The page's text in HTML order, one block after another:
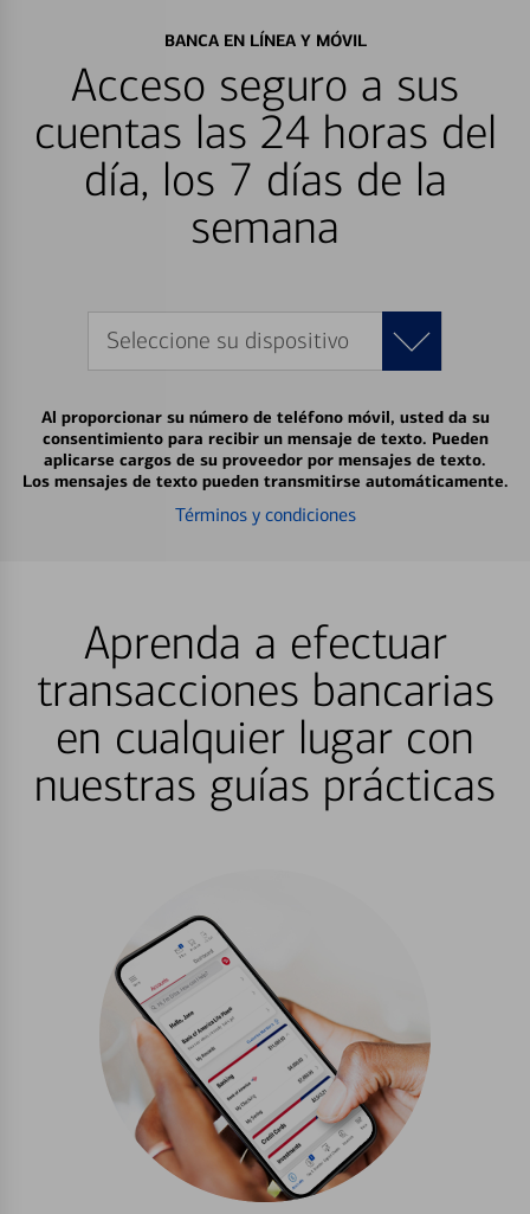
BANCA EN LÍNEA Y MÓVIL
Acceso seguro a sus
cuentas las 24 horas del
día, los 7 días de la
semana
Seleccione su dispositivo
Al proporcionar su número de teléfono móvil, usted da su
consentimiento para recibir un mensaje de texto. Pueden
aplicarse cargos de su proveedor por mensajes de texto.
Los mensajes de texto pueden transmitirse automáticamente.
Términos y condiciones
Aprenda a efectuar
transacciones bancarias
en cualquier lugar con
nuestras guías prácticas